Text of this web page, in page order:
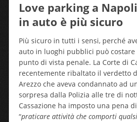
Love parking a
in auto è più sicuro
Più sicuro in tutti i sensi, perché
auto in luoghi pubblici può costare
punto di vista penale. La Corte di
recentemente ribaltato il verdetto
Arezzo che aveva condannato ad
sorpresa dalla Polizia alle tre di
Cassazione ha imposto una pena
“praticare attività che comporti